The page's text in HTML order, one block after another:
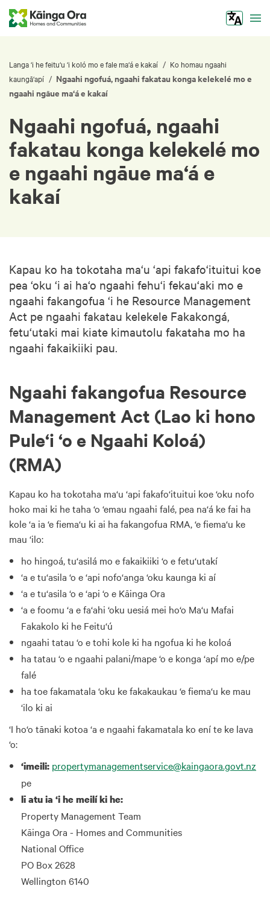
Langa ‘i he feitu‘u ‘i koló mo e fale ma‘á e kakaí / Ko homau ngaahi
kaungā‘apí / Ngaahi ngofuá, ngaahi fakatau konga kelekelé mo e
ngaahi ngāue ma‘á e kakaí
Ngaahi ngofuá, ngaahi
fakatau konga kelekelé mo
e ngaahi ngāue ma‘á e
kakaí
Kapau ko ha tokotaha ma‘u ‘api fakafo‘ituitui koe
pea ‘oku ‘i ai ha‘o ngaahi fehu‘i fekau‘aki mo e
ngaahi fakangofua ‘i he Resource Management
Act pe ngaahi fakatau kelekele Fakakongá,
fetu‘utaki mai kiate kimautolu fakataha mo ha
ngaahi fakaikiiki pau.
Ngaahi fakangofua Resource
Management Act (Lao ki hono
Pule‘i ‘o e Ngaahi Koloá)
(RMA)
Kapau ko ha tokotaha ma‘u ‘api fakafo‘ituitui koe ‘oku nofo
hoko mai ki he taha ‘o ‘emau ngaahi falé, pea na‘á ke fai ha
kole ‘a ia ‘e fiema‘u ki ai ha fakangofua RMA, ‘e fiema‘u ke
mau ‘ilo:
ho hingoá, tu‘asilá mo e fakaikiiki ‘o e fetu‘utakí
‘a e tu‘asila ‘o e ‘api nofo‘anga ‘oku kaunga ki aí
‘a e tu‘asila ‘o e ‘api ‘o e Kāinga Ora
‘a e foomu ‘a e fa‘ahi ‘oku uesiá mei ho‘o Ma‘u Mafai
Fakakolo ki he Feitu‘ú
ngaahi tatau ‘o e tohi kole ki ha ngofua ki he koloá
ha tatau ‘o e ngaahi palani/mape ‘o e konga ‘apí mo e/pe
falé
ha toe fakamatala ‘oku ke fakakaukau ‘e fiema‘u ke mau
‘ilo ki ai
‘I ho‘o tānaki kotoa ‘a e ngaahi fakamatala ko ení te ke lava
‘o:
‘īmeili: propertymanagementservice@kaingaora.govt.nz
pe
lī atu ia ‘i he meilí ki he:
Property Management Team
Kāinga Ora - Homes and Communities
National Office
PO Box 2628
Wellington 6140